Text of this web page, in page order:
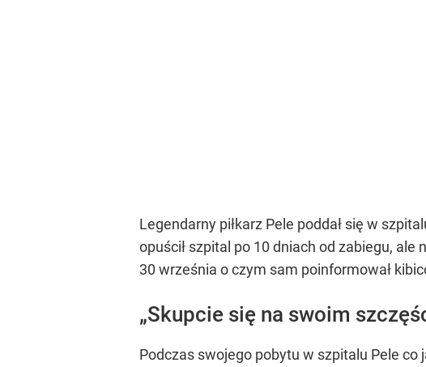
Legendarny piłkarz Pele poddał się w
opuścił szpital po 10 dniach od zabiegu, ale
30 września o czym sam poinformował
„Skupcie się na swoim
Podczas swojego pobytu w szpitalu Pele